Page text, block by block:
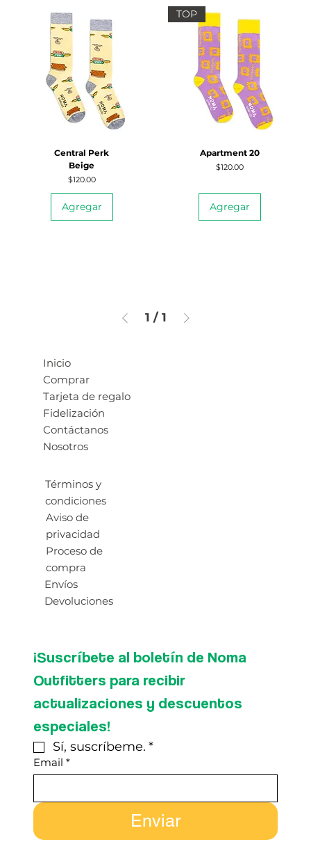
Central Perk
Beige
Precio
$120.00
Agregar
TOP
Apartment 20
Precio
$120.00
Agregar
1 / 1
Inicio
Comprar
Tarjeta de regalo
Fidelización
Nosotros
Contáctanos
Términos y
condiciones
Aviso de
privacidad
Proceso de
compra
Envíos
Devoluciones
¡Suscríbete al boletín de Noma
Outfitters para recibir
actualizaciones y descuentos
especiales!
Sí, suscríbeme. *
Email *
Enviar